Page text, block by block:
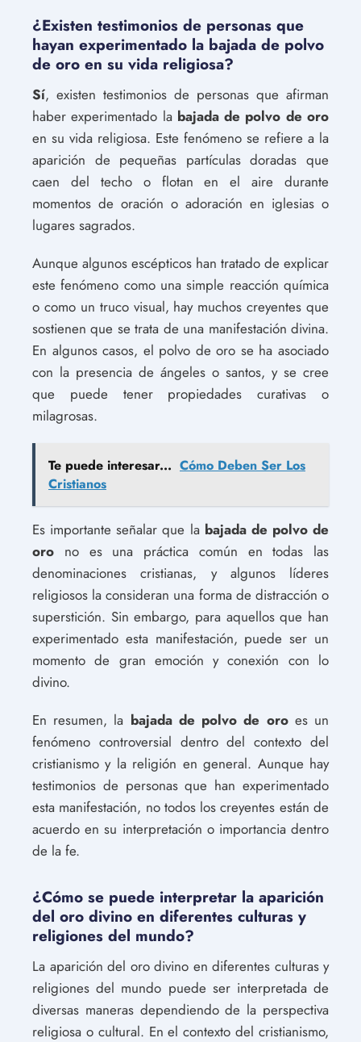
¿Existen testimonios de personas que
hayan experimentado la bajada de polvo
de oro en su vida religiosa?
Sí, existen testimonios de personas que afirman
haber experimentado la bajada de polvo de oro
en su vida religiosa. Este fenómeno se refiere a la
aparición de pequeñas partículas doradas que
caen del techo o flotan en el aire durante
momentos de oración o adoración en iglesias o
lugares sagrados.
Aunque algunos escépticos han tratado de explicar
este fenómeno como una simple reacción química
o como un truco visual, hay muchos creyentes que
sostienen que se trata de una manifestación divina.
En algunos casos, el polvo de oro se ha asociado
con la presencia de ángeles o santos, y se cree
que puede tener propiedades curativas o
milagrosas.
Te puede interesar... Cómo Deben Ser Los
Cristianos
Es importante señalar que la bajada de polvo de
oro no es una práctica común en todas las
denominaciones cristianas, y algunos líderes
religiosos la consideran una forma de distracción o
superstición. Sin embargo, para aquellos que han
experimentado esta manifestación, puede ser un
momento de gran emoción y conexión con lo
divino.
En resumen, la bajada de polvo de oroes un
fenómeno controversial dentro del contexto del
cristianismo y la religión en general. Aunque hay
testimonios de personas que han experimentado
esta manifestación, no todos los creyentes están de
acuerdo en su interpretación o importancia dentro
de la fe.
¿Cómo se puede interpretar la aparición
del oro divino en diferentes culturas y
religiones del mundo?
La aparición del oro divino en diferentes culturas y
religiones del mundo puede ser interpretada de
diversas maneras dependiendo de la perspectiva
religiosa o cultural. En el contexto del cristianismo,